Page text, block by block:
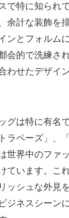
で特に知られ
余計な装飾を
ンとフォルム
会的で洗練さ
わせたデザイ
グは特に有名
ラペーズ」、
世界中のファ
ています。こ
ッシュな外見
ジネスシーン